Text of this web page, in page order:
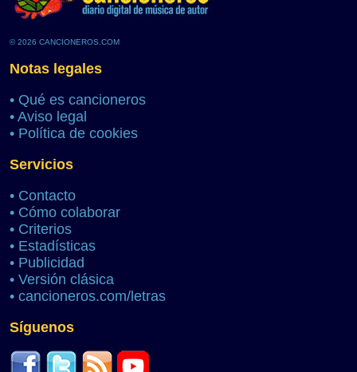
© 2026 CANCIONEROS.COM
Notas legales
• Qué es cancioneros
• Aviso legal
• Política de cookies
Servicios
• Contacto
• Cómo colaborar
• Criterios
• Estadísticas
• Publicidad
• Versión clásica
• cancioneros.com/letras
Síguenos